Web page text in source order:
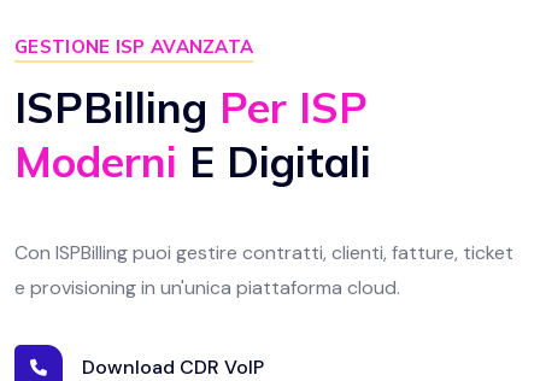
GESTIONE ISP AVANZATA
ISPBilling Per ISP
Moderni E Digitali
Con ISPBilling puoi gestire contratti, clienti, fatture, ticket
e provisioning in un'unica piattaforma cloud.
Download CDR VoIP